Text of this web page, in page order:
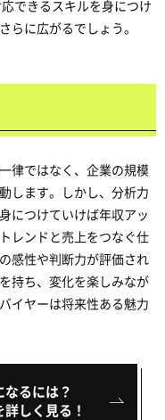
できるスキルを身につけ
らに広がるでしょう。
律ではなく、企業の規模
します。しかし、分析力
につけていけば年収アッ
レンドと売上をつなぐ仕
感性や判断力が評価され
持ち、変化を楽しみなが
イヤーは将来性ある魅力
るには？
しく見る！